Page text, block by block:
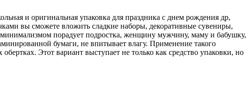
и оригинальная упаковка для праздника с днем рождения др,
вы сможете вложить сладкие наборы, декоративные сувениры,
порадует подростка, женщину мужчину, маму и бабушку,
бумаги, не впитывает влагу. Применение такого
Этот вариант выступает не только как средство упаковки, но